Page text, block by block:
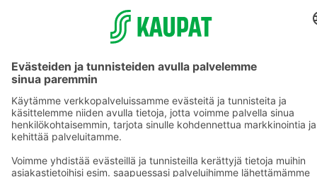
S-ryhmän palvelut
S-ryhmä
Asiakasomistajuus
Yhteishyvä Ruoka -sovellus
S-ostoslista -sovellus
Prisma.fi
Sokos.fi
S-Pankki
Yhteishyvä